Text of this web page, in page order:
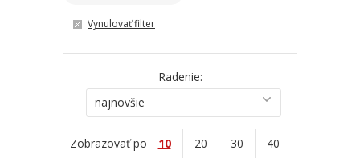
Vynulovať filter
Radenie:
najnovšie
Zobrazovať po 10 20 30 40